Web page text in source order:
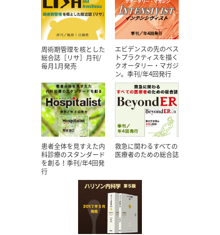
周術期管理を核とした
総合誌［リサ］月刊/
毎月1月発売
エビデンスの先のベス
トプラクティスを描く
クオータリー・マガジ
ン。季刊/年4回発行
患者全体を見すえた内
科診療のスタンダード
を創る！季刊/年4回発
行
救急に関わるすべての
医療者のための総合誌